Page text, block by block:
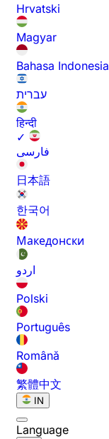
Hrvatski
Magyar
Bahasa Indonesia
עברית
हिन्दी
✓
فارسی
日本語
한국어
Македонски
اردو
Polski
Português
Română
繁體中文
IN
Language